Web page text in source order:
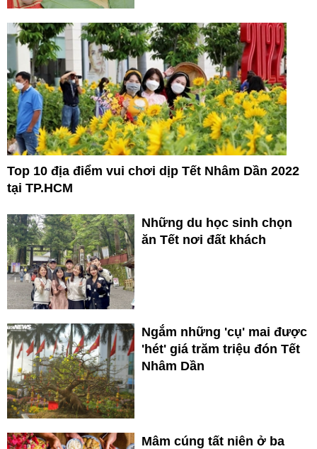
Top 10 địa điểm vui chơi dịp Tết Nhâm Dần 2022
tại TP.HCM
Những du học sinh chọn
ăn Tết nơi đất khách
Ngắm những 'cụ' mai được
'hét' giá trăm triệu đón Tết
Nhâm Dần
Mâm cúng tất niên ở ba